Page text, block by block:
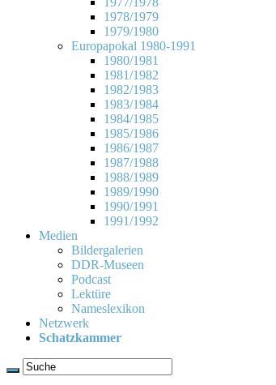
1978/1979
1979/1980
Europapokal 1980-1991
1980/1981
1981/1982
1982/1983
1983/1984
1984/1985
1985/1986
1986/1987
1987/1988
1988/1989
1989/1990
1990/1991
1991/1992
Medien
Bildergalerien
DDR-Museen
Podcast
Lektüre
Nameslexikon
Netzwerk
Schatzkammer